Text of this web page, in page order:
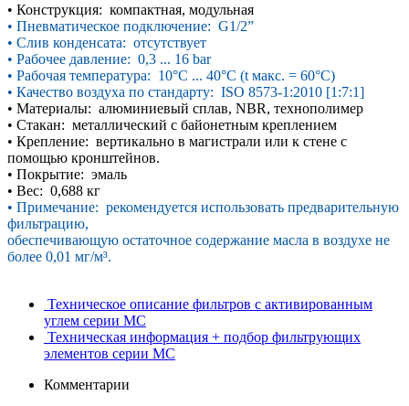
• Конструкция: компактная, модульная
• Пневматическое подключение: G1/2”
• Слив конденсата: отсутствует
• Рабочее давление: 0,3 ... 16 bar
• Рабочая температура: 10°C ... 40°C (t макс. = 60°C)
• Качество воздуха по стандарту: ISO 8573-1:2010 [1:7:1]
• Материалы: алюминиевый сплав, NBR, технополимер
• Стакан: металлический с байонетным креплением
• Крепление: вертикально в магистрали или к стене с
помощью кронштейнов.
• Покрытие: эмаль
• Вес: 0,688 кг
• Примечание: рекомендуется использовать предварительную
фильтрацию,
обеспечивающую остаточное содержание масла в воздухе не
более 0,01 мг/м³.
Техническое описание фильтров с активированным
углем серии MC
Техническая информация + подбор фильтрующих
элементов серии MC
Комментарии